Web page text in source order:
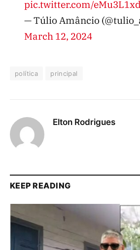
pic.twitter.com/
— Túlio Amâncio
March 12, 2024
política principal
Elton Rodrigues
KEEP READING